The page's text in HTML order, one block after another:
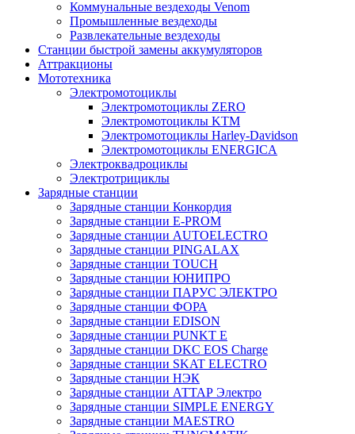
Коммунальные вездеходы Venom
Промышленные вездеходы
Развлекательные вездеходы
Станции быстрой замены аккумуляторов
Аттракционы
Мототехника
Электромотоциклы
Электромотоциклы ZERO
Электромотоциклы KTM
Электромотоциклы Harley-Davidson
Электромотоциклы ENERGICA
Электроквадроциклы
Электротрициклы
Зарядные станции
Зарядные станции Конкордия
Зарядные станции E-PROM
Зарядные станции AUTOELECTRO
Зарядные станции PINGALAX
Зарядные станции TOUCH
Зарядные станции ЮНИПРО
Зарядные станции ПАРУС ЭЛЕКТРО
Зарядные станции ФОРА
Зарядные станции EDISON
Зарядные станции PUNKT E
Зарядные станции DKC EOS Charge
Зарядные станции SKAT ELECTRO
Зарядные станции НЭК
Зарядные станции АТТАР Электро
Зарядные станции SIMPLE ENERGY
Зарядные станции MAESTRO